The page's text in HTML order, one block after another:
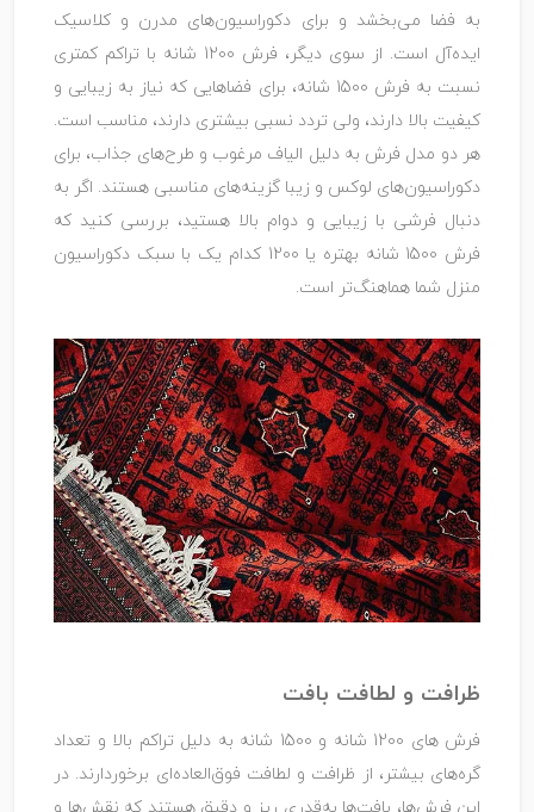
به فضا می‌بخشد و برای دکوراسیون‌های مدرن و کلاسیک
ایده‌آل است. از سوی دیگر، فرش 1200 شانه با تراکم کمتری
نسبت به فرش 1500 شانه، برای فضاهایی که نیاز به زیبایی و
کیفیت بالا دارند، ولی تردد نسبی بیشتری دارند، مناسب است.
هر دو مدل فرش به دلیل الیاف مرغوب و طرح‌های جذاب، برای
دکوراسیون‌های لوکس و زیبا گزینه‌های مناسبی هستند. اگر به
دنبال فرشی با زیبایی و دوام بالا هستید، بررسی کنید که
فرش 1500 شانه بهتره یا 1200 کدام یک با سبک دکوراسیون
منزل شما هماهنگ‌تر است.
ظرافت و لطافت بافت
فرش‌ های 1200 شانه و 1500 شانه به دلیل تراکم بالا و تعداد
گره‌های بیشتر، از ظرافت و لطافت فوق‌العاده‌ای برخوردارند. در